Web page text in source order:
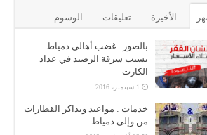
الأخيرة تعليقات الوسوم
بالصور ..غضب أهالي دمياط
بسبب سرقة الرصيد في عداد
الكارت
1 سبتمبر، 2016
خدمات : مواعيد وتذاكر القطارات
من وإلى دمياط